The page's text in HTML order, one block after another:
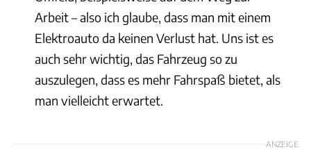
Arbeit – also ich glaube, dass man mit einem
Elektroauto da keinen Verlust hat. Uns ist es
auch sehr wichtig, das Fahrzeug so zu
auszulegen, dass es mehr Fahrspaß bietet, als
man vielleicht erwartet.
ANZEIGE